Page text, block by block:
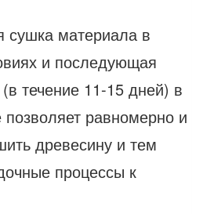
сушка материала в
и последующая
течение 11-15 дней) в
равномерно и
древесину и тем
процессы к